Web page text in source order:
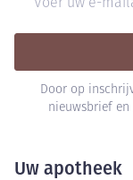
Door op
nieuwsbrief
Uw apotheek